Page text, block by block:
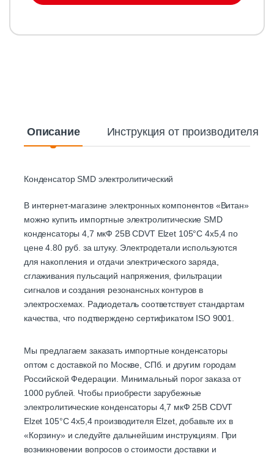
Описание Инструкция от производителя
Конденсатор SMD электролитический
В интернет-магазине электронных компонентов «Витан»
можно купить импортные электролитические SMD
конденсаторы 4,7 мкФ 25В CDVT Elzet 105°C 4х5,4 по
цене 4.80 руб. за штуку. Электродетали используются
для накопления и отдачи электрического заряда,
сглаживания пульсаций напряжения, фильтрации
сигналов и создания резонансных контуров в
электросхемах. Радиодеталь соответствует стандартам
качества, что подтверждено сертификатом ISO 9001.
Мы предлагаем заказать импортные конденсаторы
оптом с доставкой по Москве, СПб. и другим городам
Российской Федерации. Минимальный порог заказа от
1000 рублей. Чтобы приобрести зарубежные
электролитические конденсаторы 4,7 мкФ 25В CDVT
Elzet 105°C 4х5,4 производителя Elzet, добавьте их в
«Корзину» и следуйте дальнейшим инструкциям. При
возникновении вопросов о стоимости доставки и